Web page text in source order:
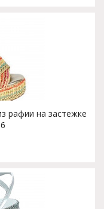
рафии на застежке